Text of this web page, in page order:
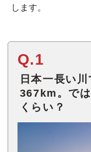
します。
Q.1
日本一長い
367km。で
くらい？